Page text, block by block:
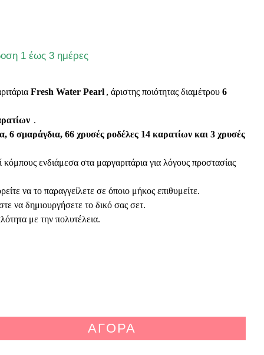
1 έως 3 ημέρες
Fresh Water Pearl , άριστης ποιότητας διαμέτρου6
.
6 σμαράγδια, 66 χρυσές ροδέλες 14 καρατίων και 3 χρυσές
ενδιάμεσα στα μαργαριτάρια για λόγους προστασίας
να το παραγγείλετε σε όποιο μήκος επιθυμείτε.
να δημιουργήσετε το δικό σας σετ.
με την πολυτέλεια.
ΑΓΟΡΆ